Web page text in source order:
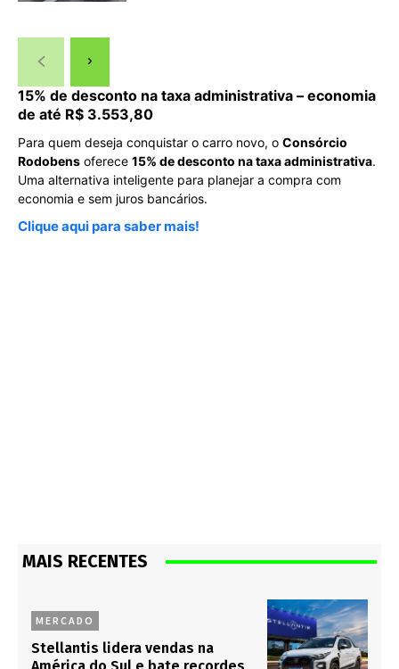
15% de desconto na taxa administrativa – economia
de até R$ 3.553,80
Para quem deseja conquistar o carro novo, o Consórcio
Rodobens oferece 15% de desconto na taxa administrativa.
Uma alternativa inteligente para planejar a compra com
economia e sem juros bancários.
Clique aqui para saber mais!
MAIS RECENTES
MERCADO
Stellantis lidera vendas na